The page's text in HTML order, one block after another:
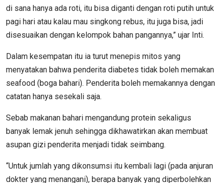
di sana hanya ada roti, itu bisa diganti dengan roti putih untuk
pagi hari atau kalau mau singkong rebus, itu juga bisa, jadi
disesuaikan dengan kelompok bahan pangannya,” ujar Inti.
Dalam kesempatan itu ia turut menepis mitos yang
menyatakan bahwa penderita diabetes tidak boleh memakan
seafood (boga bahari). Penderita boleh memakannya dengan
catatan hanya sesekali saja.
Sebab makanan bahari mengandung protein sekaligus
banyak lemak jenuh sehingga dikhawatirkan akan membuat
asupan gizi penderita menjadi tidak seimbang.
“Untuk jumlah yang dikonsumsi itu kembali lagi (pada anjuran
dokter yang menangani), berapa banyak yang diperbolehkan